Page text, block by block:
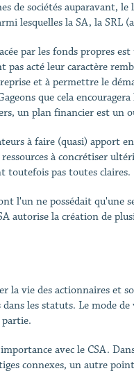
de sociétés auparavant,
lesquelles la SA, la SRL
par les fonds propres
acté leur caractère
et à permettre le
que cela
un plan financier est
à faire (quasi) apport
à concrétiser
toutefois pas toutes claires.
l'un ne possédait qu'une
autorise la création de
la vie des actionnaires et
les statuts. Le mode
avec le CSA.
connexes, un autre